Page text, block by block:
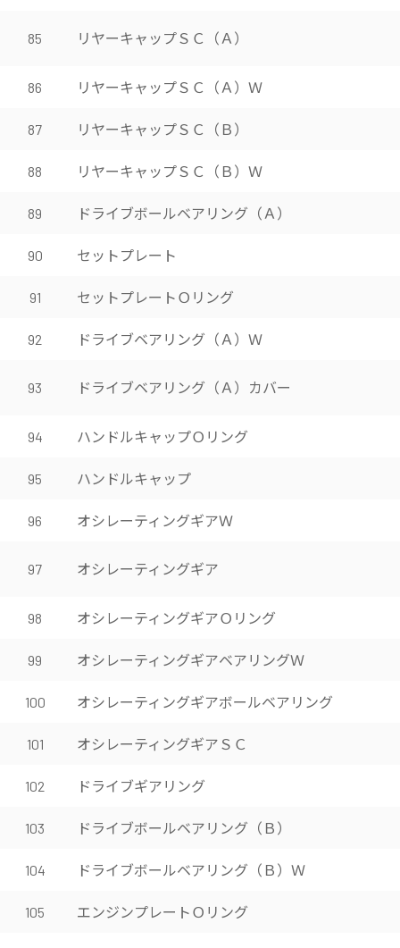
85 リヤーキャップＳＣ（Ａ）
86 リヤーキャップＳＣ（Ａ）Ｗ
87 リヤーキャップＳＣ（Ｂ）
88 リヤーキャップＳＣ（Ｂ）Ｗ
89 ドライブボールベアリング（Ａ）
90 セットプレート
91 セットプレートＯリング
92 ドライブベアリング（Ａ）Ｗ
93 ドライブベアリング（Ａ）カバー
94 ハンドルキャップＯリング
95 ハンドルキャップ
96 オシレーティングギアＷ
97 オシレーティングギア
98 オシレーティングギアＯリング
99 オシレーティングギアベアリングＷ
100 オシレーティングギアボールベアリング
101 オシレーティングギアＳＣ
102 ドライブギアリング
103 ドライブボールベアリング（Ｂ）
104 ドライブボールベアリング（Ｂ）Ｗ
105 エンジンプレートＯリング